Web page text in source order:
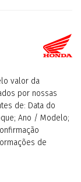
valor da
por nossas
de: Data do
Ano / Modelo;
de